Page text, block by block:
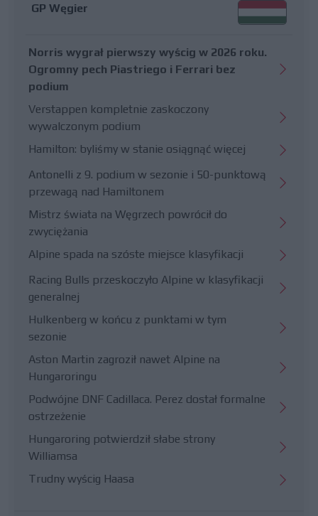
GP Węgier
Norris wygrał pierwszy wyścig w 2026 roku.
Ogromny pech Piastriego i Ferrari bez
podium
Verstappen kompletnie zaskoczony
wywalczonym podium
Hamilton: byliśmy w stanie osiągnąć więcej
Antonelli z 9. podium w sezonie i 50-punktową
przewagą nad Hamiltonem
Mistrz świata na Węgrzech powrócił do
zwyciężania
Alpine spada na szóste miejsce klasyfikacji
Racing Bulls przeskoczyło Alpine w klasyfikacji
generalnej
Hulkenberg w końcu z punktami w tym
sezonie
Aston Martin zagroził nawet Alpine na
Hungaroringu
Podwójne DNF Cadillaca. Perez dostał formalne
ostrzeżenie
Hungaroring potwierdził słabe strony
Williamsa
Trudny wyścig Haasa